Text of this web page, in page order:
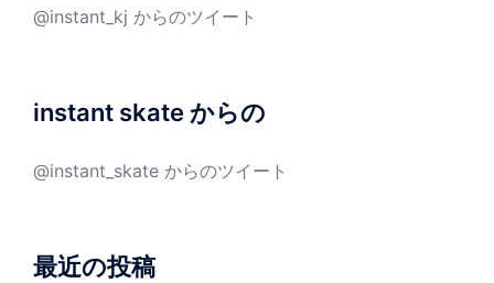
@instant_kj からのツイート
instant skate からの
@instant_skate からのツイート
最近の投稿